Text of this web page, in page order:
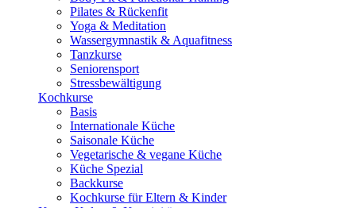
Pilates & Rückenfit
Yoga & Meditation
Wassergymnastik & Aquafitness
Tanzkurse
Seniorensport
Stressbewältigung
Kochkurse
Basis
Internationale Küche
Saisonale Küche
Vegetarische & vegane Küche
Küche Spezial
Backkurse
Kochkurse für Eltern & Kinder